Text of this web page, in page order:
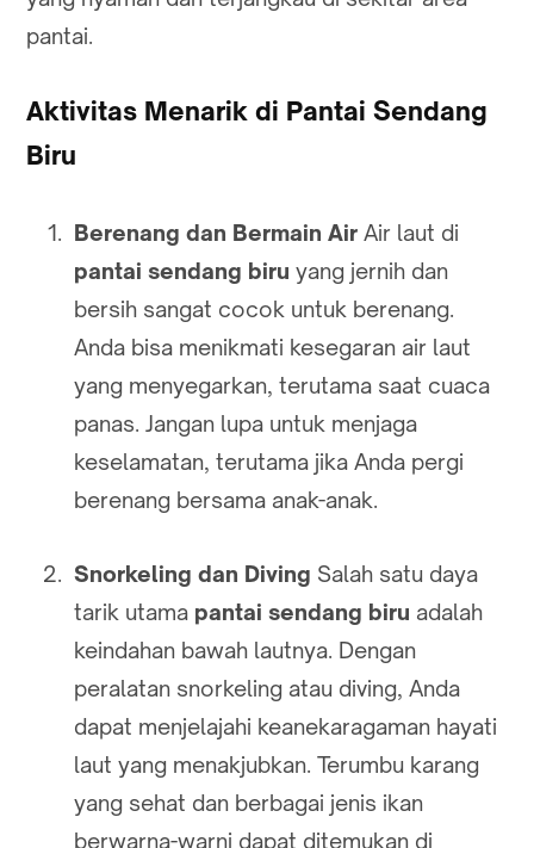
pantai.
Aktivitas Menarik di Pantai Sendang
Biru
Berenang dan Bermain Air Air laut di
pantai sendang biru yang jernih dan
bersih sangat cocok untuk berenang.
Anda bisa menikmati kesegaran air laut
yang menyegarkan, terutama saat cuaca
panas. Jangan lupa untuk menjaga
keselamatan, terutama jika Anda pergi
berenang bersama anak-anak.
Snorkeling dan Diving Salah satu daya
tarik utama pantai sendang biru adalah
keindahan bawah lautnya. Dengan
peralatan snorkeling atau diving, Anda
dapat menjelajahi keanekaragaman hayati
laut yang menakjubkan. Terumbu karang
yang sehat dan berbagai jenis ikan
berwarna-warni dapat ditemukan di